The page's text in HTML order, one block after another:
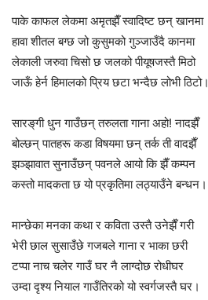
पाके काफल लेकमा अमृतझैँ स्वादिष्ट छन् खानमा
हावा शीतल बग्छ जो कुसुमको गुञ्जाउँदै कानमा
लेकाली जरुवा चिसो छ जलको पीयूषजस्तै मिठो
जाऊँ हेर्न हिमालको प्रिय छटा भन्दैछ लोभी ठिटो।
सारङ्‌गी धुन गाउँछन् तरुलता गाना अहो! नादझैँ
बोल्छन् पातहरू कडा विषयमा छन् तर्क ती वादझैँ
झञ्झावात सुनाउँछन् पवनले आयो कि झैँ कम्पन
कस्तो मादकता छ यो प्रकृतिमा लठ्याउँने बन्धन।
मान्छेका मनका कथा र कविता उस्तै उनेझैँ गरी
भेरी छाल सुसाउँछे गजबले गाना र भाका छरी
टप्पा नाच चलेर गाउँ घर नै लाग्दोछ रोधीघर
उम्दा दृश्य नियाल गाउँतिरको यो स्वर्गजस्तै घर।